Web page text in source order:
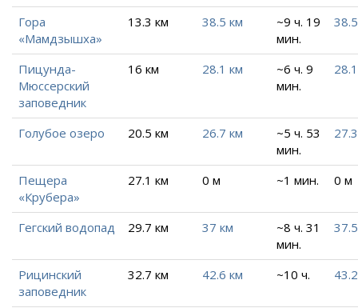
Гора
«Мамдзышха»
13.3 км 38.5 км
~9 ч. 19
мин.
Пицунда-
Мюссерский
заповедник
16 км 28.1 км
~6 ч. 9
мин.
Голубое озеро 20.5 км 26.7 км
~5 ч. 53
мин.
Пещера
«Крубера»
27.1 км 0 м ~1 мин. 0 м
Гегский водопад 29.7 км 37 км
~8 ч. 31
мин.
Рицинский
заповедник
32.7 км 42.6 км ~10 ч.